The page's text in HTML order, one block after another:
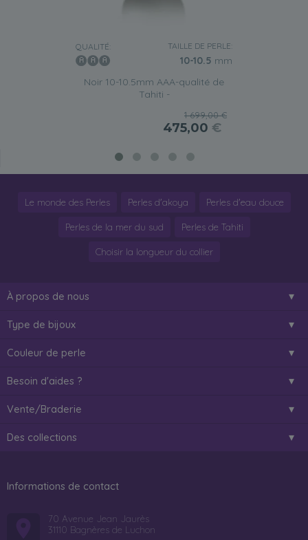
QUALITÉ: TAILLE DE PERLE:
10-10.5 mm
Noir 10-10.5mm AAA-qualité de
Tahiti -
1 699,00 €
475,00 €
Le monde des Perles Perles d'akoya Perles d'eau douce
Perles de la mer du sud Perles de Tahiti
Choisir la longueur du collier
À propos de nous
Type de bijoux
Couleur de perle
Besoin d'aides ?
Vente/Braderie
Des collections
Informations de contact
70 Avenue Jean Jaurès
31110 Bagnères de Luchon